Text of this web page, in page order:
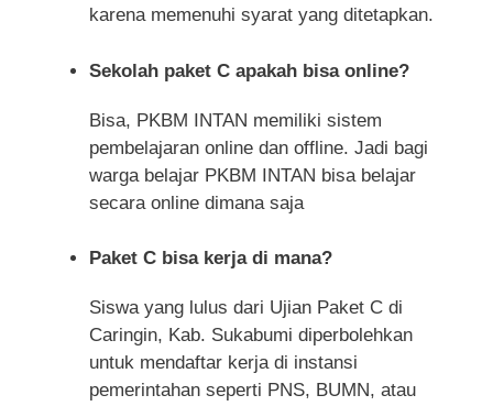
karena memenuhi syarat yang ditetapkan.
Sekolah paket C apakah bisa online?
Bisa, PKBM INTAN memiliki sistem
pembelajaran online dan offline. Jadi bagi
warga belajar PKBM INTAN bisa belajar
secara online dimana saja
Paket C bisa kerja di mana?
Siswa yang lulus dari Ujian Paket C di
Caringin, Kab. Sukabumi diperbolehkan
untuk mendaftar kerja di instansi
pemerintahan seperti PNS, BUMN, atau